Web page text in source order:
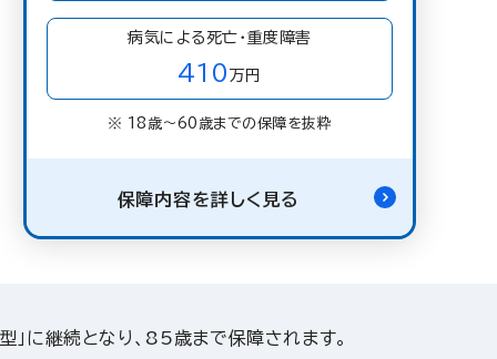
病気による死亡・重度障害
410 万円
※ 18歳〜60歳までの保障を抜粋
保障内容を詳しく見る
に継続となり、85歳まで保障されます。